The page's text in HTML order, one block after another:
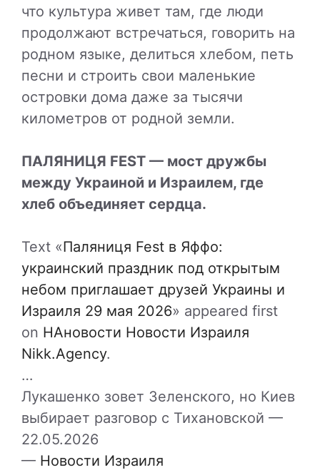
что культура живет там, где люди
продолжают встречаться, говорить на
родном языке, делиться хлебом, петь
песни и строить свои маленькие
островки дома даже за тысячи
километров от родной земли.
ПАЛЯНИЦЯ FEST — мост дружбы
между Украиной и Израилем, где
хлеб объединяет сердца.
Text «Паляниця Fest в Яффо:
украинский праздник под открытым
небом приглашает друзей Украины и
Израиля 29 мая 2026» appeared first
on НАновости Новости Израиля
Nikk.Agency.
…
Лукашенко зовет Зеленского, но Киев
выбирает разговор с Тихановской —
22.05.2026
— Новости Израиля